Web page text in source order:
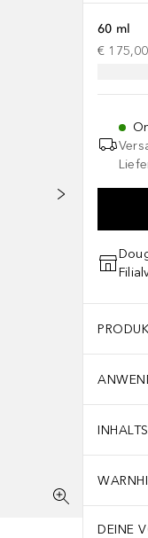
60 ml
€ 175,00
DEINE